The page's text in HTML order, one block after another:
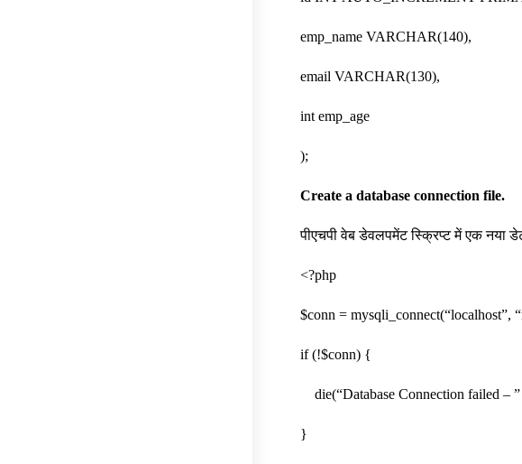
emp_name VARCHAR(140),
email VARCHAR(130),
int emp_age
);
Create a database connection file.
पीएचपी वेब डेवलपमेंट स्क्रिप्ट में एक नया
<?php
$conn = mysqli_connect(“localhost”,
if (!$conn) {
die(“Database Connection failed –
}